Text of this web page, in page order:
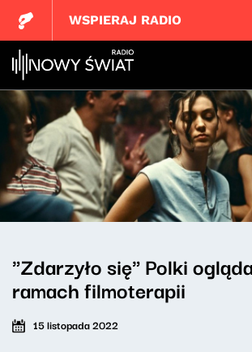
WSPIERAJ RADIO
"Zdarzyło się" Polki
ramach filmoterapii
15 listopada 2022